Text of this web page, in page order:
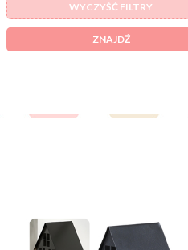
WYCZYŚĆ FILTRY
ZNAJDŹ